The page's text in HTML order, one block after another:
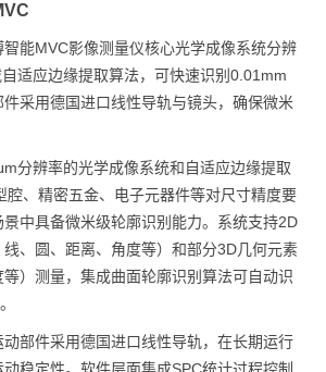
智能MVC影像测量仪核心光学成像系统分辨
适应边缘提取算法，可快速识别0.01mm
采用德国进口线性导轨与镜头，确保微米
分辨率的光学成像系统和自适应边缘提取
腔、精密五金、电子元器件等对尺寸精度要
中具备微米级轮廓识别能力。系统支持2D
、圆、距离、角度等）和部分3D几何元素
等）测量，集成曲面轮廓识别算法可自动识
动部件采用德国进口线性导轨，在长期运行